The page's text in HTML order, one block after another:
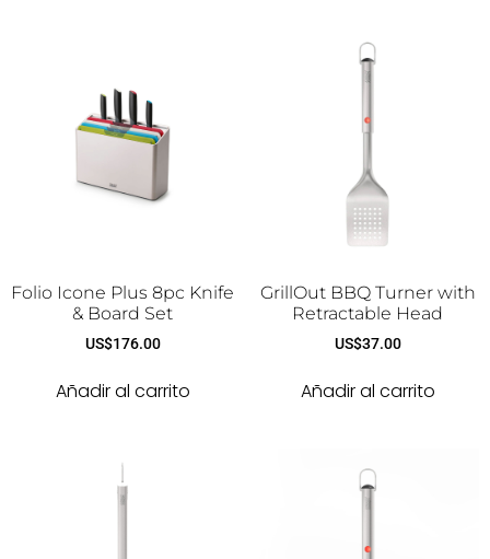
Folio Icone Plus 8pc Knife
& Board Set
US$176.00
Añadir al carrito
GrillOut BBQ Turner with
Retractable Head
US$37.00
Añadir al carrito